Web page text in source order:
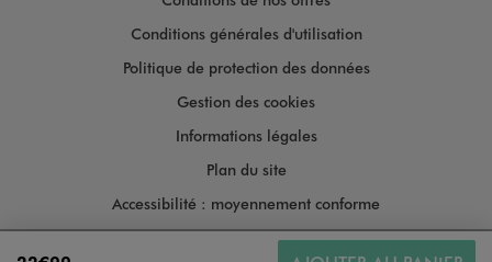
Conditions générales d'utilisation
Politique de protection des données
Gestion des cookies
Informations légales
Plan du site
Accessibilité : moyennement conforme